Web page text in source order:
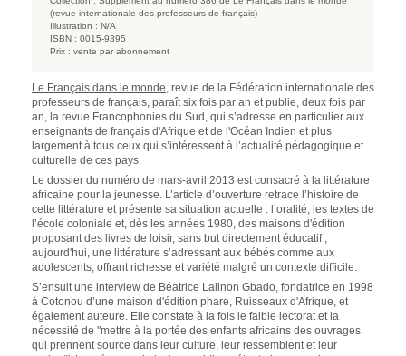
(revue internationale des professeurs de français)
Illustration : N/A
ISBN : 0015-9395
Prix : vente par abonnement
Le Français dans le monde , revue de la Fédération internationale des
professeurs de français, paraît six fois par an et publie, deux fois par
an, la revue Francophonies du Sud, qui s’adresse en particulier aux
enseignants de français d'Afrique et de l'Océan Indien et plus
largement à tous ceux qui s’intéressent à l’actualité pédagogique et
culturelle de ces pays.
Le dossier du numéro de mars-avril 2013 est consacré à la littérature
africaine pour la jeunesse. L’article d’ouverture retrace l’histoire de
cette littérature et présente sa situation actuelle : l’oralité, les textes de
l’école coloniale et, dès les années 1980, des maisons d'édition
proposant des livres de loisir, sans but directement éducatif ;
aujourd'hui, une littérature s’adressant aux bébés comme aux
adolescents, offrant richesse et variété malgré un contexte difficile.
S’ensuit une interview de Béatrice Lalinon Gbado, fondatrice en 1998
à Cotonou d’une maison d'édition phare, Ruisseaux d'Afrique, et
également auteure. Elle constate à la fois le faible lectorat et la
nécessité de "mettre à la portée des enfants africains des ouvrages
qui prennent source dans leur culture, leur ressemblent et leur